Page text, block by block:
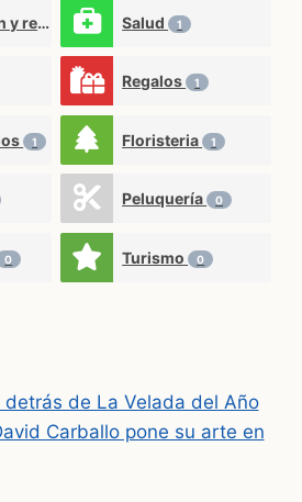
Construcción y reformas Salud 1
Regalos 1
1 Floristeria 1
Peluquería 0
0 Turismo 0
detrás de La Velada del Año
Carballo pone su arte en